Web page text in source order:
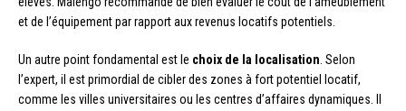
et de l’équipement par rapport aux revenus locatifs potentiels.
Un autre point fondamental est le choix de la localisation. Selon
l’expert, il est primordial de cibler des zones à fort potentiel locatif,
comme les villes universitaires ou les centres d’affaires dynamiques. Il